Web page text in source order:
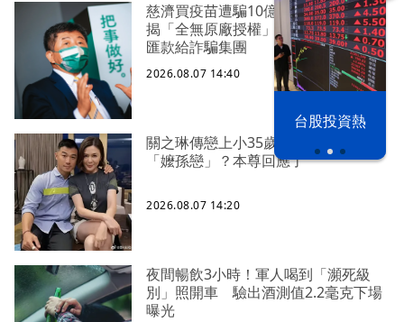
台股投資熱
慈濟買疫苗遭騙10億！陳時中昔專訪
揭「全無原廠授權」 網：總有傻子
匯款給詐騙集團
2026.08.07 14:40
關之琳傳戀上小35歲的鮮肉嫩模展開
「嬤孫戀」？本尊回應了
2026.08.07 14:20
夜間暢飲3小時！軍人喝到「瀕死級
別」照開車 驗出酒測值2.2毫克下場
曝光